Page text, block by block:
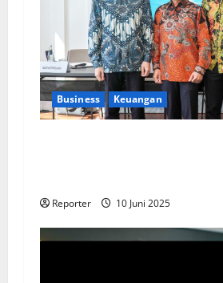
Business Keuangan
Reporter 10 Juni 2025